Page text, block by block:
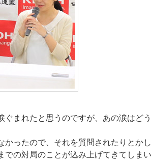
まれたと思うのですが、あの涙はどう
ったので、それを質問されたりとかし
での対局のことが込み上げてきてしまい